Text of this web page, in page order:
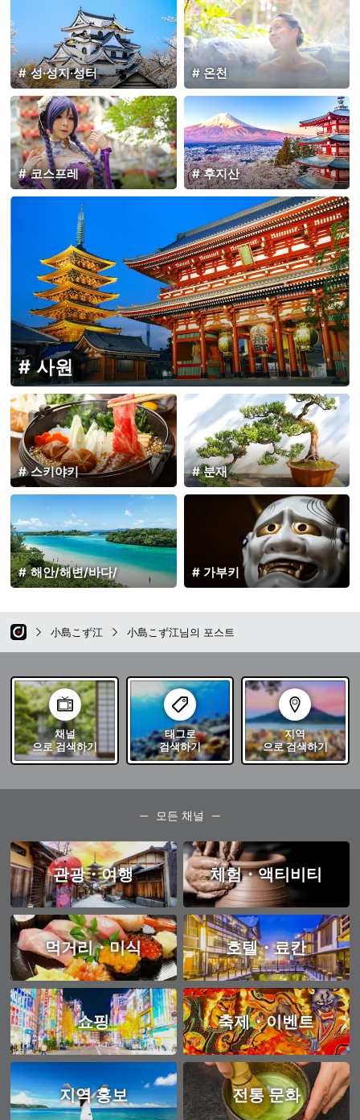
성·성지·성터 온천
코스프레 후지산
사원
분재
스키야키
가부키
해안/해변/바다/
小島こず江 小島こず江님의 포스트
채널
으로 검색하기
태그로
검색하기
지역
으로 검색하기
모든 채널
관광・여행 체험・액티비티
먹거리・미식 호텔・료칸
쇼핑 축제・이벤트
지역 홍보 전통 문화